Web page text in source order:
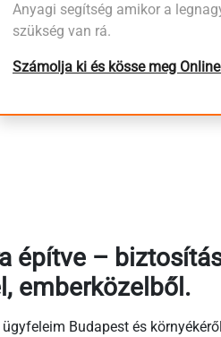
Anyagi segítség amikor a
szükség van rá.
Számolja ki és kösse meg
építve –
emberközelből.
Budapest és